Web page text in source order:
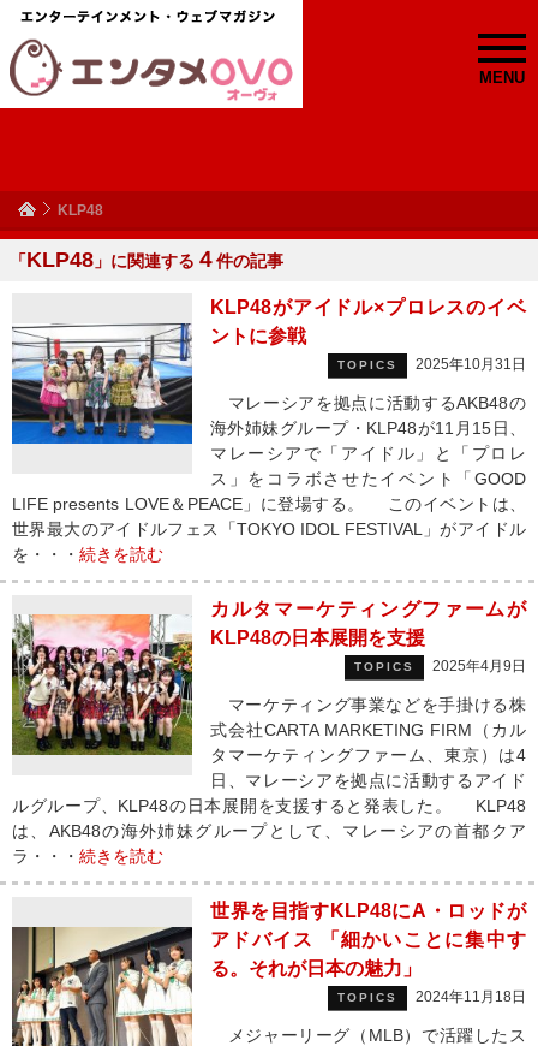
MENU
KLP48
「KLP48 」に関連する ４件の記事
KLP48がアイドル×プロレスのイベ
ントに参戦
TOPICS 2025年10月31日
マレーシアを拠点に活動するAKB48の
海外姉妹グループ・KLP48が11月15日、
マレーシアで「アイドル」と「プロレ
ス」をコラボさせたイベント「GOOD
LIFE presents LOVE＆PEACE」に登場する。 このイベントは、
世界最大のアイドルフェス「TOKYO IDOL FESTIVAL」がアイドル
を・・・ 続きを読む
カルタマーケティングファームが
KLP48の日本展開を支援
TOPICS 2025年4月9日
マーケティング事業などを手掛ける株
式会社CARTA MARKETING FIRM（カル
タマーケティングファーム、東京）は4
日、マレーシアを拠点に活動するアイド
ルグループ、KLP48の日本展開を支援すると発表した。 KLP48
は、AKB48の海外姉妹グループとして、マレーシアの首都クア
ラ・・・ 続きを読む
世界を目指すKLP48にA・ロッドが
アドバイス 「細かいことに集中す
る。それが日本の魅力」
TOPICS 2024年11月18日
メジャーリーグ（MLB）で活躍したス